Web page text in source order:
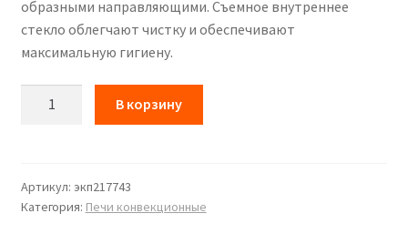
Контакты
образными направляющими. Съемное внутреннее
стекло облегчают чистку и обеспечивают
максимальную гигиену.
XB613G
В корзину
Артикул: экп217743
Категория: Печи конвекционные